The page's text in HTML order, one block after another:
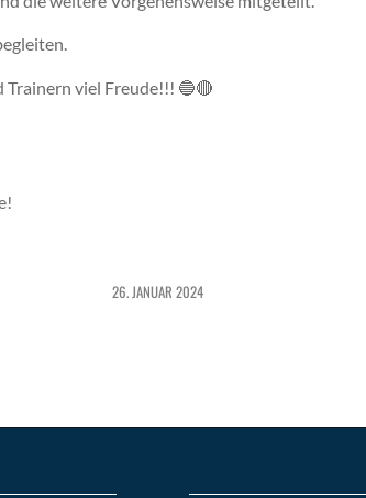
Trainern viel Freude!!! 🔵🔴
26. JANUAR 2024